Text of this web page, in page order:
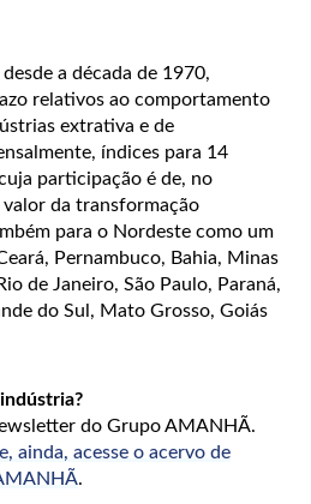
a década de 1970,
relativos ao comportamento
extrativa e de
índices para 14
participação é de, no
da transformação
para o Nordeste como um
Pernambuco, Bahia, Minas
de Janeiro, São Paulo, Paraná,
do Sul, Mato Grosso, Goiás
do Grupo AMANHÃ.
ainda, acesse o acervo de
.